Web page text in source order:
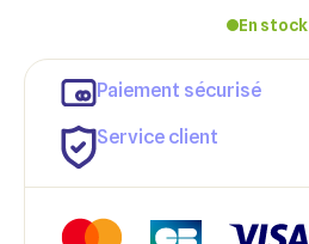
En stock
Paiement sécurisé
Service client